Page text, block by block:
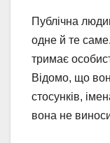
Публічна
одне й те
тримає
Відомо, що
стосунків,
вона не